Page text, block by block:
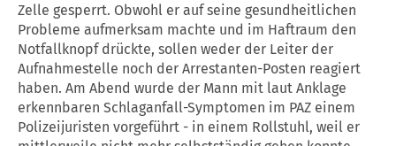
Zelle gesperrt. Obwohl er auf seine gesundheitlichen
Probleme aufmerksam machte und im Haftraum den
Notfallknopf drückte, sollen weder der Leiter der
Aufnahmestelle noch der Arrestanten-Posten reagiert
haben. Am Abend wurde der Mann mit laut Anklage
erkennbaren Schlaganfall-Symptomen im PAZ einem
Polizeijuristen vorgeführt - in einem Rollstuhl, weil er